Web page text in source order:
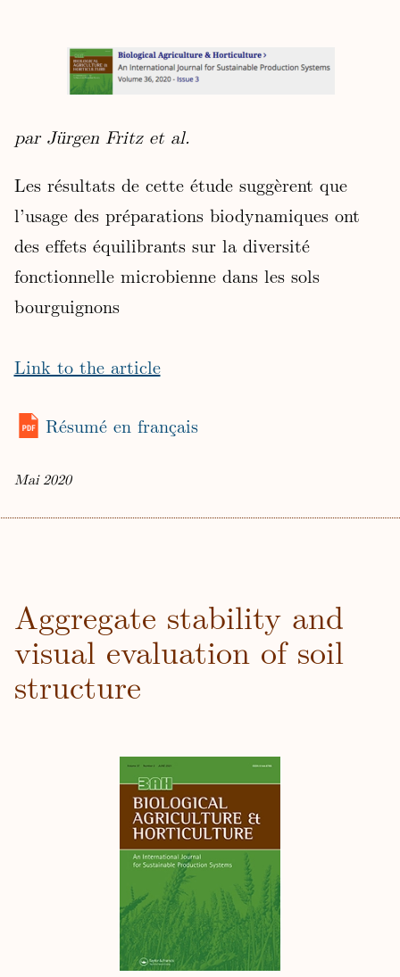
par Jürgen Fritz et al.
Les résultats de cette étude suggèrent que
l’usage des préparations biodynamiques ont
des effets équilibrants sur la diversité
fonctionnelle microbienne dans les sols
bourguignons
Link to the article
Résumé en français
Mai 2020
Aggregate stability and
visual evaluation of soil
structure